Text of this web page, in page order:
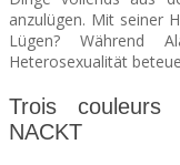
anzulügen. Mit seiner
Lügen? Während
Heterosexualität
Trois
NACKT